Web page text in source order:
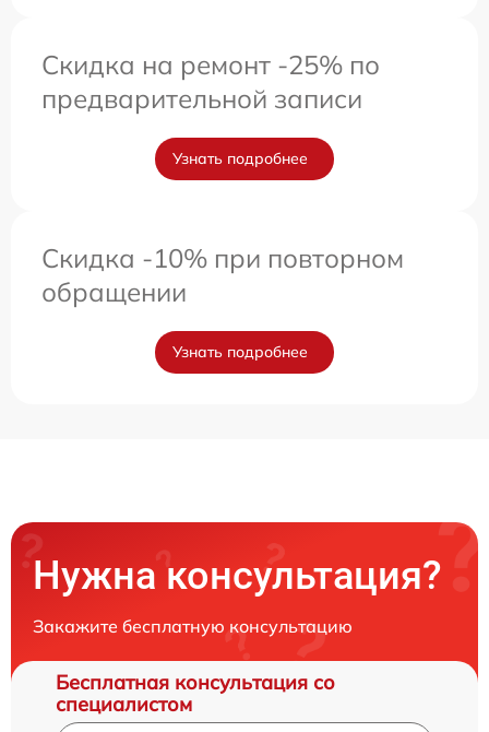
Скидка на ремонт -25% по
предварительной записи
Узнать подробнее
Скидка -10% при повторном
обращении
Узнать подробнее
Нужна консультация?
Закажите бесплатную консультацию
Бесплатная консультация со
специалистом